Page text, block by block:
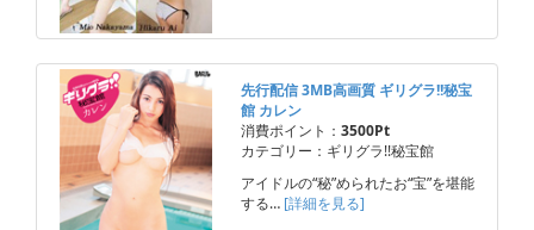
先行配信 3MB高画質 ギリグラ!!秘宝
館 カレン
消費ポイント： 3500Pt
カテゴリー：ギリグラ!!秘宝館
アイドルの“秘”められたお“宝”を堪能
する… [詳細を見る]